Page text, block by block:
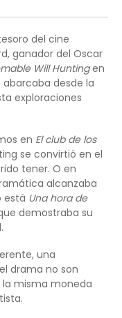
del cine
ganador del Oscar
Will Huntingen
desde la
exploraciones
en El club de los
se convirtió en el
tener. O en
alcanzaba
está Una hora de
demostraba su
una
drama no son
la misma moneda